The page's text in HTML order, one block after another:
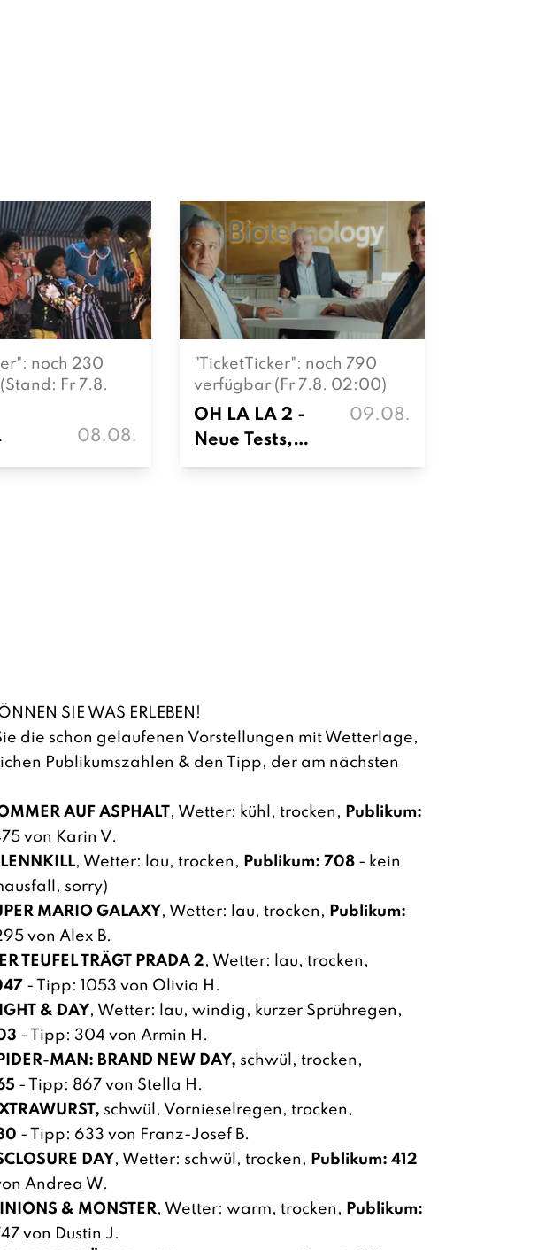
noch 230
Fr 7.8.
08.08.
"TicketTicker": noch 790
verfügbar (Fr 7.8. 02:00)
OH LA LA 2 -
Neue Tests,
neues Chaos
09.08.
SIE WAS ERLEBEN!
die schon gelaufenen Vorstellungen mit Wetterlage,
Publikumszahlen & den Tipp, der am nächsten
AUF ASPHALT, Wetter: kühl, trocken, Publikum:
von Karin V.
, Wetter: lau, trocken, Publikum: 708 - kein
sorry)
MARIO GALAXY, Wetter: lau, trocken, Publikum:
von Alex B.
TEUFEL TRÄGT PRADA 2, Wetter: lau, trocken,
- Tipp: 1053 von Olivia H.
& DAY, Wetter: lau, windig, kurzer Sprühregen,
- Tipp: 304 von Armin H.
MAN: BRAND NEW DAY, schwül, trocken,
- Tipp: 867 von Stella H.
schwül, Vornieselregen, trocken,
- Tipp: 633 von Franz-Josef B.
DAY, Wetter: schwül, trocken, Publikum: 412
Andrea W.
& MONSTER, Wetter: warm, trocken, Publikum:
von Dustin J.